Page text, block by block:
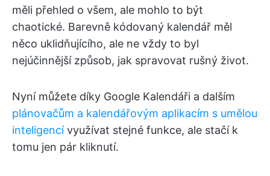
měli přehled o všem, ale mohlo to být
chaotické. Barevně kódovaný kalendář měl
něco uklidňujícího, ale ne vždy to byl
nejúčinnější způsob, jak spravovat rušný život.
Nyní můžete díky Google Kalendáři a dalším
plánovačům a kalendářovým aplikacím s umělou
inteligencívyužívat stejné funkce, ale stačí k
tomu jen pár kliknutí.